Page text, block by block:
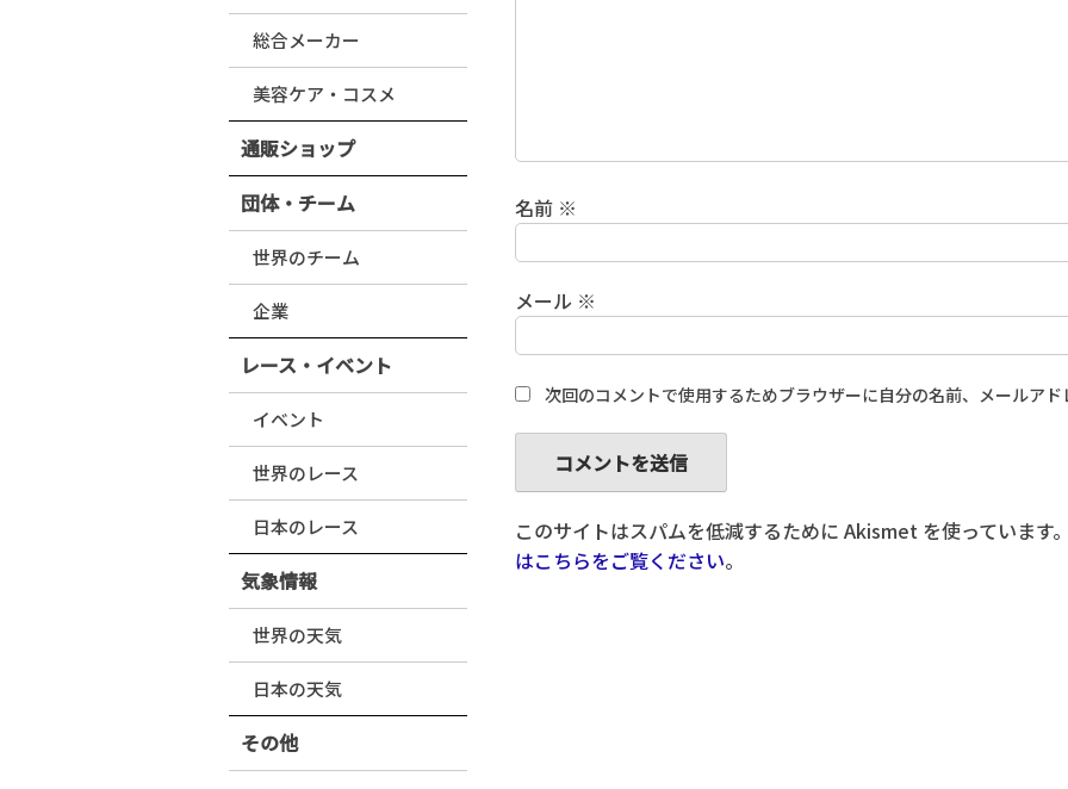
名前 ※
メール ※
次回のコメントで使用するためブラウザーに自分の名前、メールアド
このサイトはスパムを低減するために Akismet を使っています。
はこちらをご覧ください。
総合メーカー
美容ケア・コスメ
通販ショップ
団体・チーム
世界のチーム
企業
レース・イベント
イベント
世界のレース
日本のレース
気象情報
世界の天気
日本の天気
その他